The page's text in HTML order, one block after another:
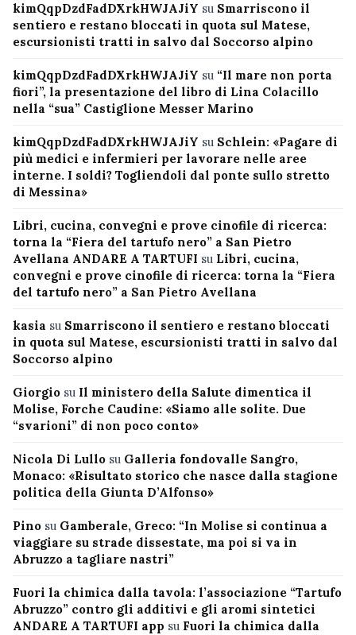
kimQqpDzdFadDXrkHWJAJiY su Smarriscono il
sentiero e restano bloccati in quota sul Matese,
escursionisti tratti in salvo dal Soccorso alpino
kimQqpDzdFadDXrkHWJAJiY su “Il mare non porta
fiori”, la presentazione del libro di Lina Colacillo
nella “sua” Castiglione Messer Marino
kimQqpDzdFadDXrkHWJAJiY su Schlein: «Pagare di
più medici e infermieri per lavorare nelle aree
interne. I soldi? Togliendoli dal ponte sullo stretto
di Messina»
Libri, cucina, convegni e prove cinofile di ricerca:
torna la “Fiera del tartufo nero” a San Pietro
Avellana ANDARE A TARTUFI su Libri, cucina,
convegni e prove cinofile di ricerca: torna la “Fiera
del tartufo nero” a San Pietro Avellana
kasia su Smarriscono il sentiero e restano bloccati
in quota sul Matese, escursionisti tratti in salvo dal
Soccorso alpino
Giorgio su Il ministero della Salute dimentica il
Molise, Forche Caudine: «Siamo alle solite. Due
“svarioni” di non poco conto»
Nicola Di Lullo su Galleria fondovalle Sangro,
Monaco: «Risultato storico che nasce dalla stagione
politica della Giunta D’Alfonso»
Pino su Gamberale, Greco: “In Molise si continua a
viaggiare su strade dissestate, ma poi si va in
Abruzzo a tagliare nastri”
Fuori la chimica dalla tavola: l’associazione “Tartufo
Abruzzo” contro gli additivi e gli aromi sintetici
ANDARE A TARTUFI app su Fuori la chimica dalla